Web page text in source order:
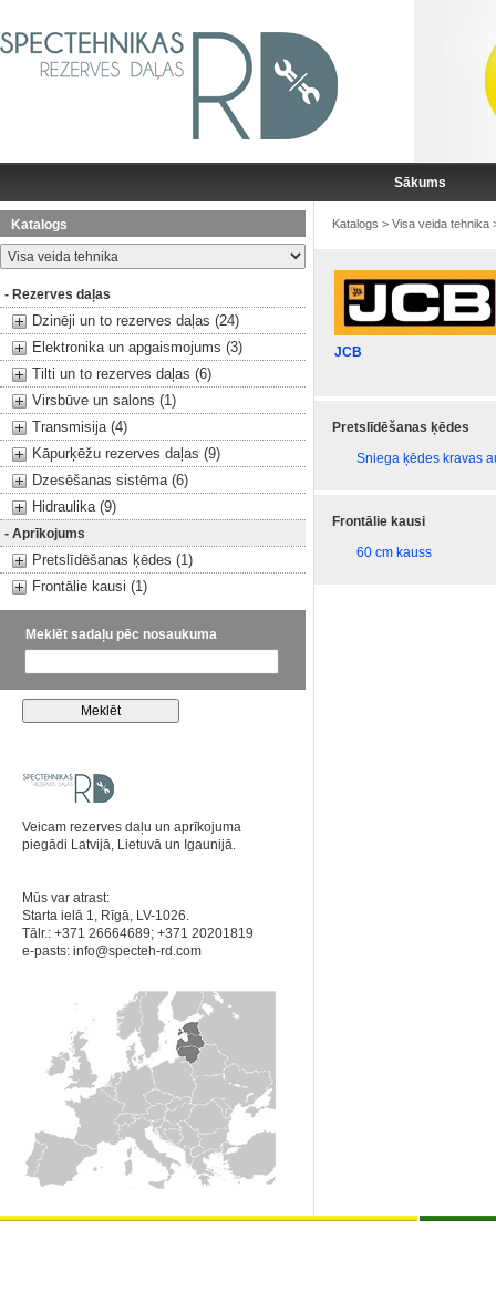
Sākums
Katalogs
- Rezerves daļas
Dzinēji un to rezerves daļas (24)
Elektronika un apgaismojums (3)
Tilti un to rezerves daļas (6)
Virsbūve un salons (1)
Transmisija (4)
Kāpurķēžu rezerves daļas (9)
Dzesēšanas sistēma (6)
Hidraulika (9)
- Aprīkojums
Pretslīdēšanas ķēdes (1)
Frontālie kausi (1)
Meklēt sadaļu pēc nosaukuma
Veicam rezerves daļu un aprīkojuma
piegādi Latvijā, Lietuvā un Igaunijā.
Mūs var atrast:
Starta ielā 1, Rīgā, LV-1026.
Tālr.: +371 26664689; +371 20201819
e-pasts: info@specteh-rd.com
Katalogs > Visa veida tehnika
JCB
Pretslīdēšanas ķēdes
Sniega ķēdes kravas
Frontālie kausi
60 cm kauss